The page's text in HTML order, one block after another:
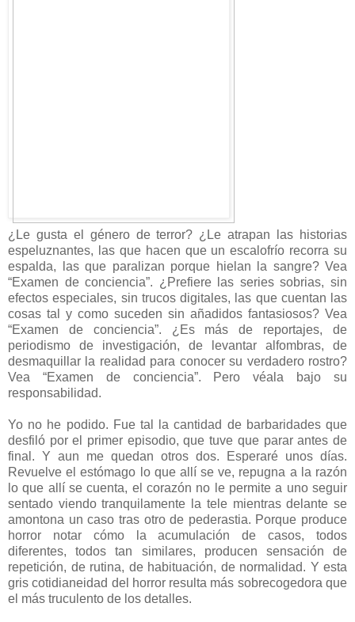
¿Le gusta el género de terror? ¿Le atrapan las historias
espeluznantes, las que hacen que un escalofrío recorra su
espalda, las que paralizan porque hielan la sangre? Vea
“Examen de conciencia”. ¿Prefiere las series sobrias, sin
efectos especiales, sin trucos digitales, las que cuentan las
cosas tal y como suceden sin añadidos fantasiosos? Vea
“Examen de conciencia”. ¿Es más de reportajes, de
periodismo de investigación, de levantar alfombras, de
desmaquillar la realidad para conocer su verdadero rostro?
Vea “Examen de conciencia”. Pero véala bajo su
responsabilidad.
Yo no he podido. Fue tal la cantidad de barbaridades que
desfiló por el primer episodio, que tuve que parar antes de
final. Y aun me quedan otros dos. Esperaré unos días.
Revuelve el estómago lo que allí se ve, repugna a la razón
lo que allí se cuenta, el corazón no le permite a uno seguir
sentado viendo tranquilamente la tele mientras delante se
amontona un caso tras otro de pederastia. Porque produce
horror notar cómo la acumulación de casos, todos
diferentes, todos tan similares, producen sensación de
repetición, de rutina, de habituación, de normalidad. Y esta
gris cotidianeidad del horror resulta más sobrecogedora que
el más truculento de los detalles.